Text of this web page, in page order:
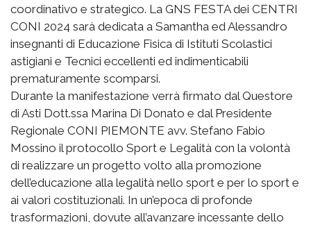
coordinativo e strategico. La GNS FESTA dei CENTRI
CONI 2024 sarà dedicata a Samantha ed Alessandro
insegnanti di Educazione Fisica di Istituti Scolastici
astigiani e Tecnici eccellenti ed indimenticabili
prematuramente scomparsi.
Durante la manifestazione verrà firmato dal Questore
di Asti Dott.ssa Marina Di Donato e dal Presidente
Regionale CONI PIEMONTE avv. Stefano Fabio
Mossino il protocollo Sport e Legalità con la volontà
di realizzare un progetto volto alla promozione
dell’educazione alla legalità nello sport e per lo sport e
ai valori costituzionali. In un’epoca di profonde
trasformazioni, dovute all’avanzare incessante dello